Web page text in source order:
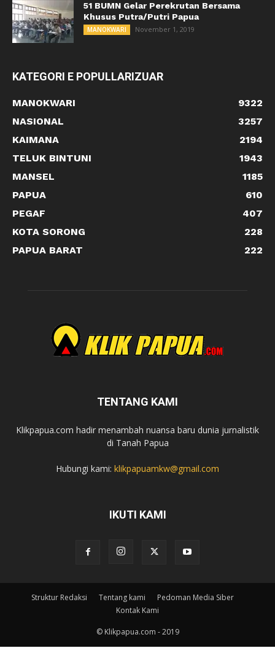
51 BUMN Gelar Perekrutan Bersama
Khusus Putra/Putri Papua
MANOKWARI November 1, 2019
KATEGORI E POPULLARIZUAR
MANOKWARI
9322
NASIONAL
3257
KAIMANA
2194
TELUK BINTUNI
1943
MANSEL
1185
PAPUA
610
PEGAF
407
KOTA SORONG
228
PAPUA BARAT
222
TENTANG KAMI
Klikpapua.com hadir menambah nuansa baru dunia jurnalistik
di Tanah Papua
Hubungi kami: klikpapuamkw@gmail.com
IKUTI KAMI
Struktur Redaksi Tentang kami
Pedoman Media Siber
Kontak Kami
© Klikpapua.com - 2019